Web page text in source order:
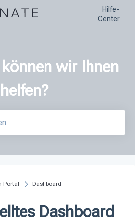
Hilfe-
Center
wir Ihnen
helfen?
Portal Dashboard
Dashboard